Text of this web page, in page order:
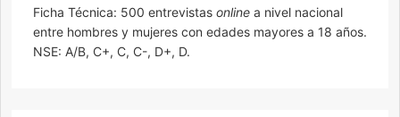
Ficha Técnica: 500 entrevistas online a nivel nacional
entre hombres y mujeres con edades mayores a 18 años.
NSE: A/B, C+, C, C-, D+, D.